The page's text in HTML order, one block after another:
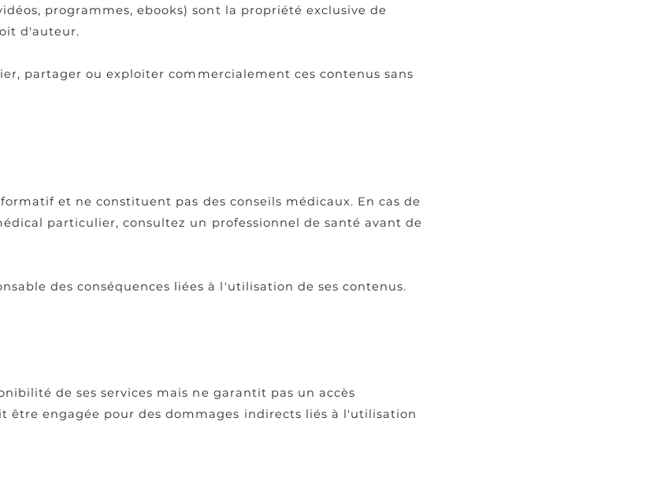
programmes, ebooks) sont la propriété exclusive de
d'auteur.
partager ou exploiter commercialement ces contenus sans
et ne constituent pas des conseils médicaux. En cas de
particulier, consultez un professionnel de santé avant de
des conséquences liées à l'utilisation de ses contenus.
de ses services mais ne garantit pas un accès
être engagée pour des dommages indirects liés à l'utilisation